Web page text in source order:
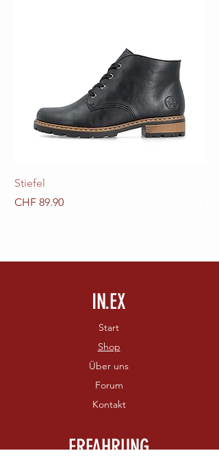
Stiefel
Preis
CHF 89.90
IN.EX
Start
Shop
Über uns
Forum
Kontakt
ERFAHRUNG